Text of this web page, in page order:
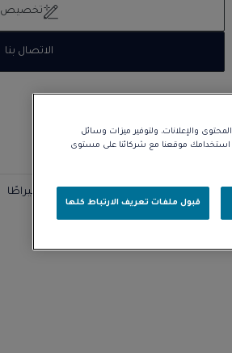
تخصيص
الاتصال بنا
والإعلانات، ولتوفير ميزات وسائل
استخدامك موقعنا مع شركائنا على مستوى
قبول ملفات تعريف الارتباط كلها